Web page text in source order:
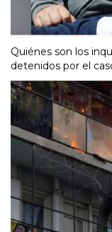
Quiénes son los
detenidos por el